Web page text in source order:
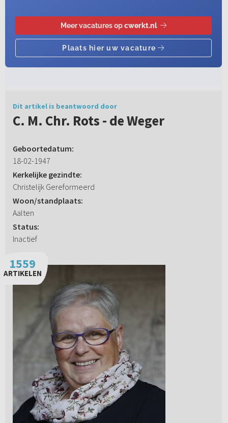
Dit artikel is beantwoord door
C. M. Chr. Rots - de Weger
Geboortedatum:
18-02-1947
Kerkelijke gezindte:
Christelijk Gereformeerd
Woon/standplaats:
Aalten
Status:
Inactief
1559
ARTIKELEN